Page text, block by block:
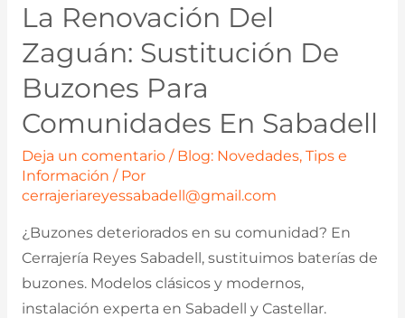
La Renovación Del
Zaguán: Sustitución De
Buzones Para
Comunidades En Sabadell
Deja un comentario / Blog: Novedades, Tips e
Información / Por
cerrajeriareyessabadell@gmail.com
¿Buzones deteriorados en su comunidad? En
Cerrajería Reyes Sabadell, sustituimos baterías de
buzones. Modelos clásicos y modernos,
instalación experta en Sabadell y Castellar.